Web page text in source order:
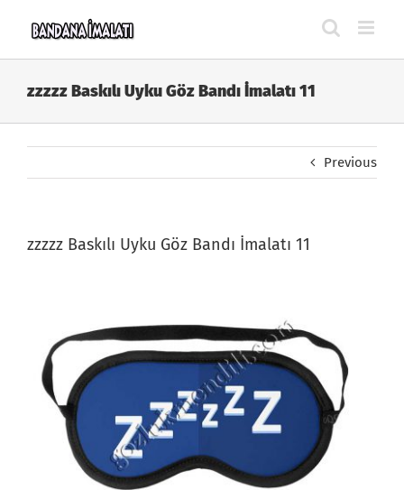
zzzzz Baskılı Uyku Göz Bandı İmalatı 11
Previous
zzzzz Baskılı Uyku Göz Bandı İmalatı 11